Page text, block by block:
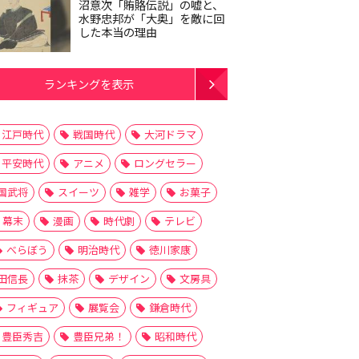
沼意次「賄賂伝説」の嘘と、
水野忠邦が「大奥」を敵に回
した本当の理由
ランキングを表示
江戸時代 戦国時代
大河ドラマ
平安時代
アニメ
ロングセラー
武将
スイーツ 雑学
お菓子
幕末
漫画 時代劇
テレビ
べらぼう
明治時代
徳川家康
信長
抹茶 デザイン
文房具
フィギュア
展覧会
鎌倉時代
豊臣秀吉
豊臣兄弟！
昭和時代